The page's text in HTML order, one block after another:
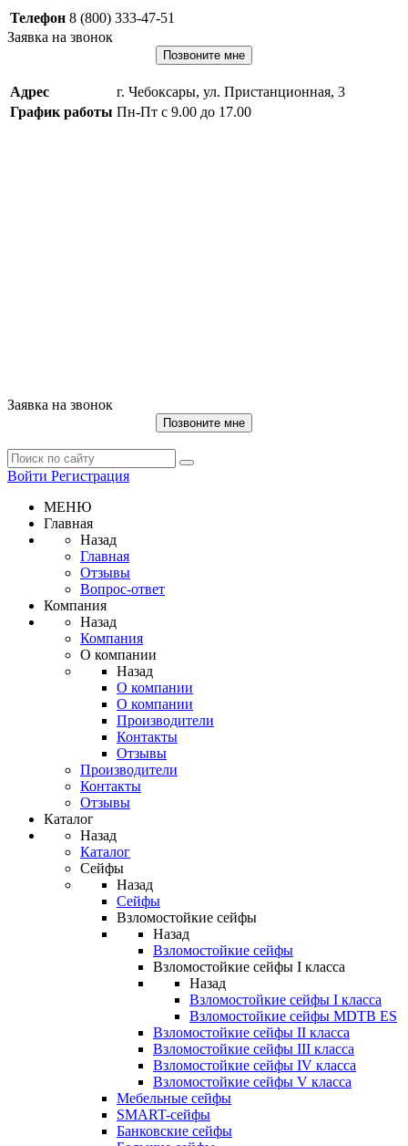
Телефон 8 (800) 333-47-51
Заявка на звонок
Позвоните мне
Адрес
г. Чебоксары, ул. Пристанционная, 3
График работы Пн-Пт с 9.00 до 17.00
Заявка на звонок
Позвоните мне
Войти Регистрация
МЕНЮ
Главная
Назад
Главная
Отзывы
Вопрос-ответ
Компания
Назад
Компания
О компании
Назад
О компании
О компании
Производители
Контакты
Отзывы
Производители
Контакты
Отзывы
Каталог
Назад
Каталог
Сейфы
Назад
Сейфы
Взломостойкие сейфы
Назад
Взломостойкие сейфы
Взломостойкие сейфы I класса
Назад
Взломостойкие сейфы I класса
Взломостойкие сейфы MDTB ES
Взломостойкие сейфы II класса
Взломостойкие сейфы III класса
Взломостойкие сейфы IV класса
Взломостойкие сейфы V класса
Мебельные сейфы
SMART-сейфы
Банковские сейфы